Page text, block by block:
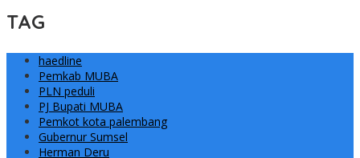
TAG
haedline
Pemkab MUBA
PLN peduli
PJ Bupati MUBA
Pemkot kota palembang
Gubernur Sumsel
Herman Deru